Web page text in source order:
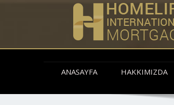
ANASAYFA HAKKIMIZDA